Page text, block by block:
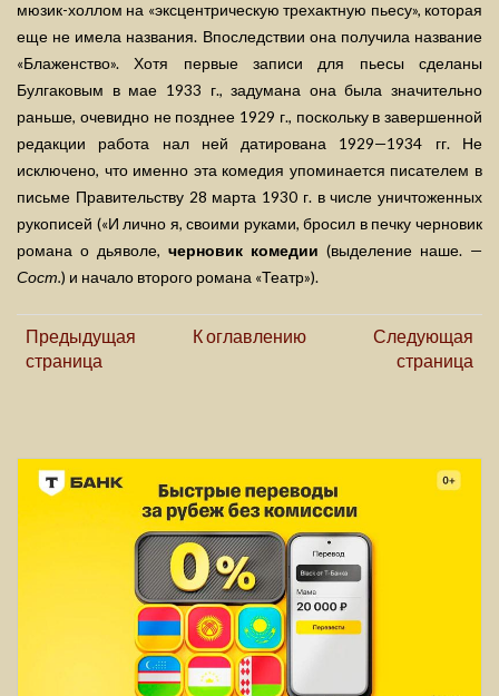
мюзик-холлом на «эксцентрическую трехактную пьесу», которая
еще не имела названия. Впоследствии она получила название
«Блаженство». Хотя первые записи для пьесы сделаны
Булгаковым в мае 1933 г., задумана она была значительно
раньше, очевидно не позднее 1929 г., поскольку в завершенной
редакции работа нал ней датирована 1929—1934 гг. Не
исключено, что именно эта комедия упоминается писателем в
письме Правительству 28 марта 1930 г. в числе уничтоженных
рукописей («И лично я, своими руками, бросил в печку черновик
романа о дьяволе, черновик комедии (выделение наше. —
Сост.) и начало второго романа «Театр»).
Предыдущая
страница
К оглавлению
Следующая
страница